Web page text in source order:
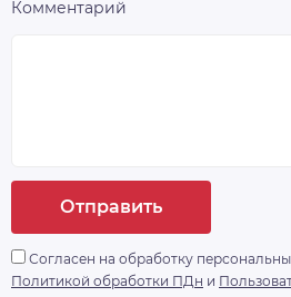
Комментарий
Отправить
Согласен на обработку
Политикой обработки ПДн и